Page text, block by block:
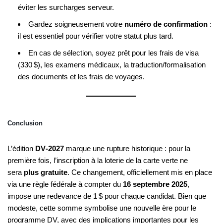
éviter les surcharges serveur.
Gardez soigneusement votre numéro de confirmation :
il est essentiel pour vérifier votre statut plus tard.
En cas de sélection, soyez prêt pour les frais de visa
(330 $), les examens médicaux, la traduction/formalisation
des documents et les frais de voyages.
Conclusion
L’édition DV‑2027 marque une rupture historique : pour la
première fois, l’inscription à la loterie de la carte verte ne
sera plus gratuite. Ce changement, officiellement mis en place
via une règle fédérale à compter du 16 septembre 2025,
impose une redevance de 1 $ pour chaque candidat. Bien que
modeste, cette somme symbolise une nouvelle ère pour le
programme DV, avec des implications importantes pour les